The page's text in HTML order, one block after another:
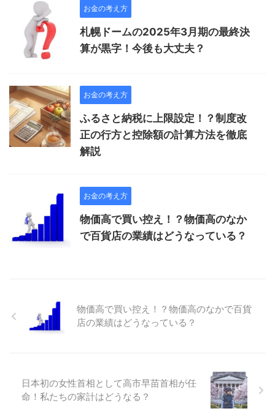
お金の考え方
札幌ドームの2025年3月期の最終決
算が黒字！今後も大丈夫？
お金の考え方
ふるさと納税に上限設定！？制度改
正の行方と控除額の計算方法を徹底
解説
お金の考え方
物価高で買い控え！？物価高のなか
で百貨店の業績はどうなっている？
物価高で買い控え！？物価高のなかで百貨
店の業績はどうなっている？
日本初の女性首相として高市早苗首相が任
命！私たちの家計はどうなる？